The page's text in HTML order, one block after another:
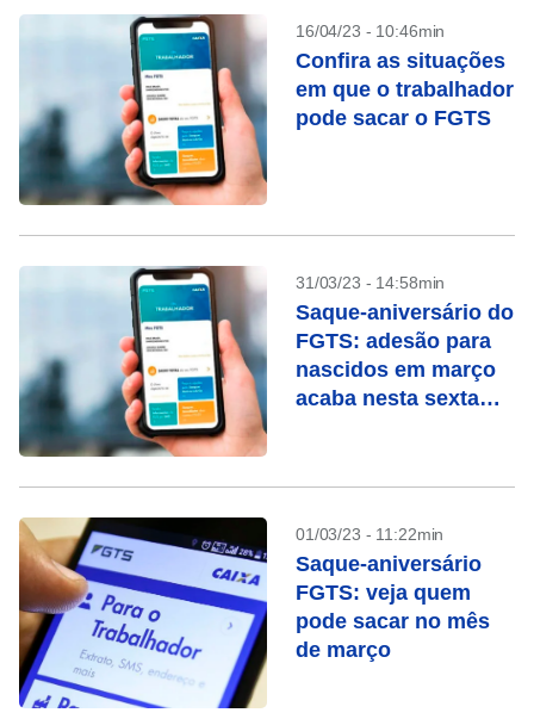
16/04/23 - 10:46min
Confira as situações
em que o trabalhador
pode sacar o FGTS
31/03/23 - 14:58min
Saque-aniversário do
FGTS: adesão para
nascidos em março
acaba nesta sexta
01/03/23 - 11:22min
Saque-aniversário
FGTS: veja quem
pode sacar no mês
de março